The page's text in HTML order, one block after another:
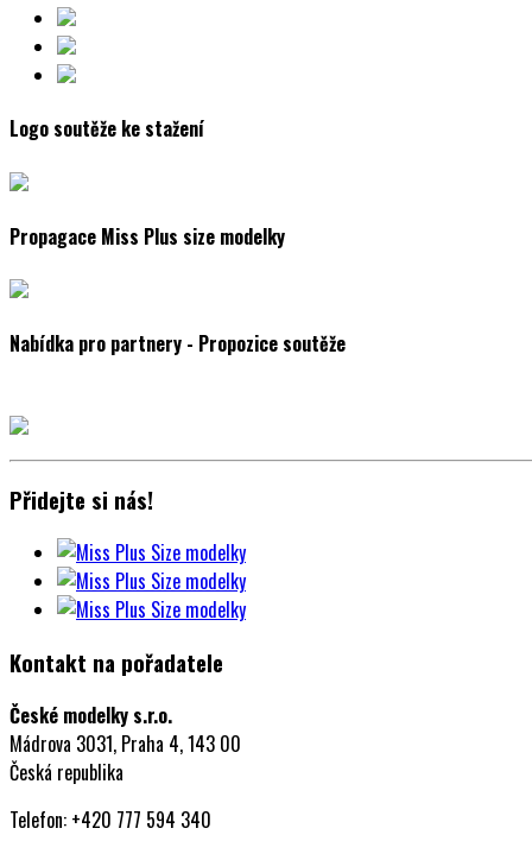
Logo soutěže ke stažení
Propagace Miss Plus size modelky
Nabídka pro partnery - Propozice soutěže
Přidejte si nás!
Kontakt na pořadatele
České modelky s.r.o.
Mádrova 3031, Praha 4, 143 00
Česká republika
Telefon: +420 777 594 340